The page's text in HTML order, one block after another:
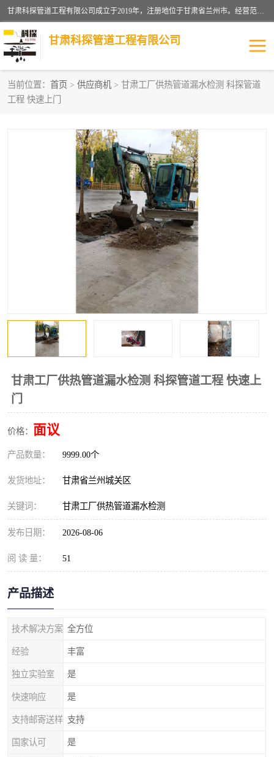
甘肃科探管道工程有限公司成立于2019年，注册地位于甘肃省兰州市。经营范围包括管道安装、清洗、疏通、维修、检测，防水工程，工程钻孔，化粪池清理，暖气安装，给排水管道安装维修，室内外管道如消防、供水、供热管道漏水检测定位，室内外防水堵漏等。
甘肃科探管道工程有限公司
当前位置： 首页 > 供应商机 > 甘肃工厂供热管道漏水检测 科探管道
工程 快速上门
甘肃工厂供热管道漏水检测 科探管道工程 快速上
门
价格： 面议
产品数量： 9999.00个
发货地址： 甘肃省兰州城关区
关键词： 甘肃工厂供热管道漏水检测
发布日期： 2026-08-06
阅 读 量： 51
产品描述
技术解决方案 全方位
经验 丰富
独立实验室 是
快速响应 是
支持邮寄送样 支持
国家认可 是
管道安装维修
漏水检查维修 消防管道漏水
供热管道漏水 排水管道漏水
自来水管漏水 管道疏通
高压车疏通清淤